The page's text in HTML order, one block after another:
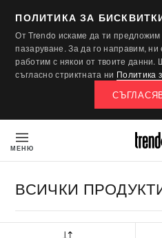
ПОЛИТИКА ЗА
От Trendo искаме да ти
пазаруване. За да го направим,
работим с някои от твоите данни.
съгласно стриктната ни Политика
МЕНЮ
ВСИЧКИ ПРОДУКТИ